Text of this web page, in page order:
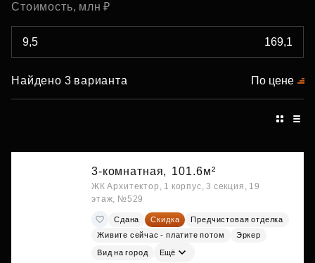
Стоимость, млн ₽
Найдено 3 варианта По цене
3-комнатная, 101.6м²
ЖК Архитектор, 1 корпус, 3 секция, 19
этаж, №529
Сдана Скидка
Предчистовая отделка
Живите сейчас - платите потом
Эркер
Вид на город Ещё